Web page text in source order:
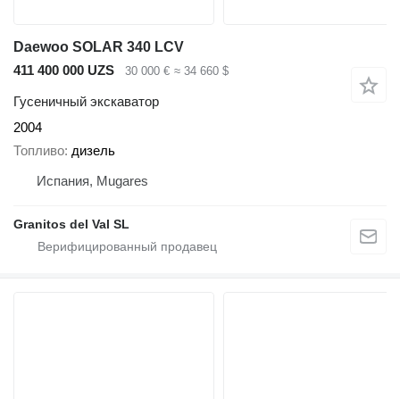
Daewoo SOLAR 340 LCV
411 400 000 UZS
30 000 € ≈ 34 660 $
Гусеничный экскаватор
2004
Топливо дизель
Испания, Mugares
Granitos del Val SL